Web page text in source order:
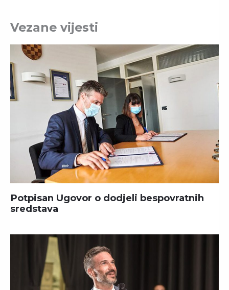
Vezane vijesti
Potpisan Ugovor o dodjeli bespovratnih
sredstava